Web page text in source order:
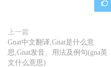
上一篇
Gnat中文翻译,Gnat是什么意
思,Gnat发音、用法及例句(gna英
文什么意思)